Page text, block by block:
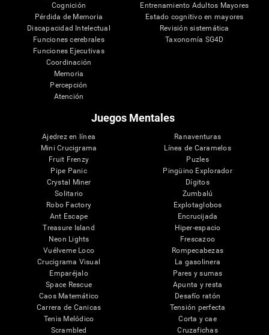
Cognición
Pérdida de Memoria
Discapacidad Intelectual
Funciones cerebrales
Funciones Ejecutivas
Coordinación
Memoria
Percepción
Atención
Entrenamiento Adultos Mayores
Estado cognitivo en mayores
Revisión sistemática
Taxonomía SG4D
Juegos Mentales
Ajedrez en línea
Mini Crucigrama
Fruit Frenzy
Pipe Panic
Crystal Miner
Solitario
Robo Factory
Ant Escape
Treasure Island
Neon Lights
Vuélveme Loco
Crucigrama Visual
Emparéjalo
Space Rescue
Caos Matemático
Carrera de Canicas
Tenis Melódico
Scrambled
Ranaventuras
Línea de Caramelos
Puzles
Pingüino Explorador
Dígitos
Zumbalú
Explotaglobos
Encrucijada
Hiper-espacio
Frescazoo
Rompecabezas
La gasolinera
Pares y sumas
Apunta y resta
Desafío ratón
Tensión perfecta
Corta y cae
Cruzafichas